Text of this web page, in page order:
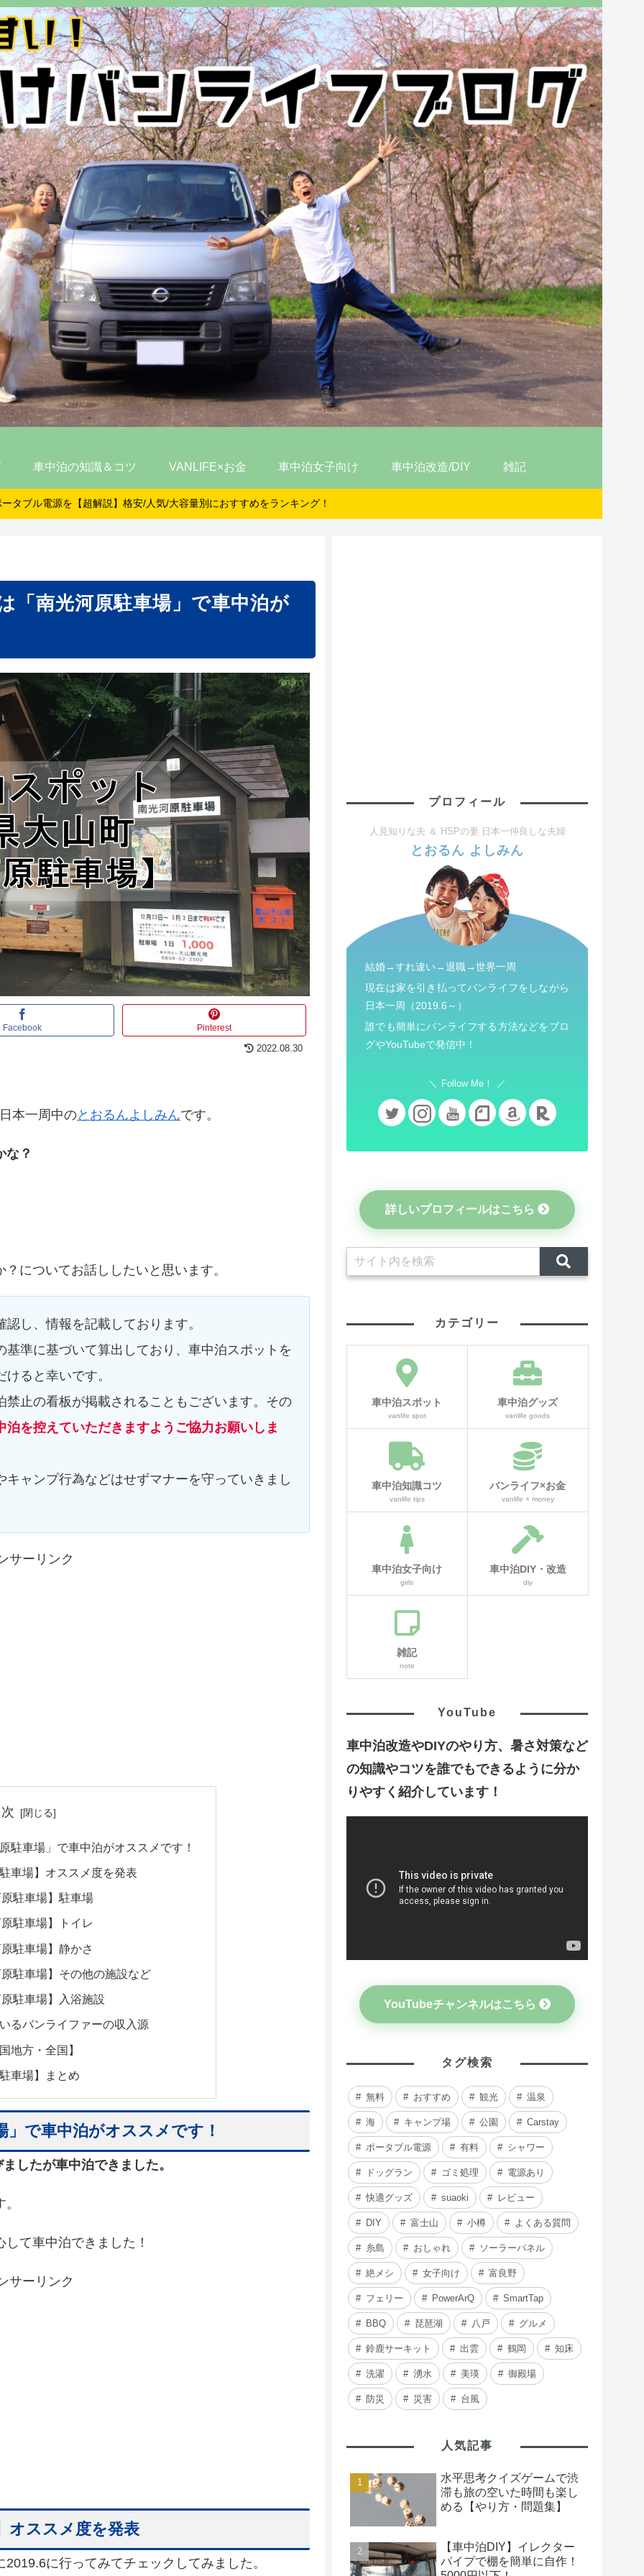
車中泊の知識＆コツ VANLIFE×お金 車中泊女子向け 車中泊改造/DIY 雑記
ータブル電源を【超解説】格安/人気/大容量別におすすめをランキング！
「南光河原駐車場」で車中泊が
Facebook Pinterest
2022.08.30
本一周中のとおるんよしみんです。
な？
についてお話ししたいと思います。
し、情報を記載しております。
準に基づいて算出しており、車中泊スポットを
ると幸いです。
止の看板が掲載されることもございます。その
を控えていただきますようご協力お願いしま
ャンプ行為などはせずマナーを守っていきまし
サーリンク
駐車場」で車中泊がオススメです！
車場】オススメ度を発表
駐車場】駐車場
駐車場】トイレ
駐車場】静かさ
駐車場】その他の施設など
駐車場】入浴施設
るバンライファーの収入源
地方・全国】
車場】まとめ
で車中泊がオススメです！
したが車中泊できました。
て車中泊できました！
サーリンク
オススメ度を発表
に行ってみてチェックしてみました。
プロフィール
人見知りな夫 ＆ HSPの妻 日本一仲良しな夫婦
とおるん よしみん
結婚→すれ違い→退職→世界一周
現在は家を引き払ってバンライフをしながら
日本一周（2019.6～）
誰でも簡単にバンライフする方法などをブロ
グやYouTubeで発信中！
Follow Me！
詳しいプロフィールはこちら
カテゴリー
車中泊スポット
vanlife spot
車中泊グッズ
vanlife goods
車中泊知識コツ
vanlife tips
バンライフ×お金
vanlife × money
車中泊女子向け
girls
車中泊DIY・改造
diy
雑記
note
YouTube
車中泊改造やDIYのやり方、暑さ対策など
の知識やコツを誰でもできるように分か
りやすく紹介しています！
YouTubeチャンネルはこちら
タグ検索
無料 おすすめ 観光 温泉
海 キャンプ場 公園 Carstay
ポータブル電源 有料 シャワー
ドッグラン ゴミ処理 電源あり
快適グッズ suaoki レビュー
DIY 富士山 小樽 よくある質問
糸島 おしゃれ ソーラーパネル
絶メシ 女子向け 富良野
フェリー PowerArQ SmartTap
BBQ 琵琶湖 八戸 グルメ
鈴鹿サーキット 出雲 鶴岡 知床
洗濯 湧水 美瑛 御殿場
防災 災害 台風
人気記事
水平思考クイズゲームで渋
滞も旅の空いた時間も楽し
める【やり方・問題集】
【車中泊DIY】イレクター
パイプで棚を簡単に自作！